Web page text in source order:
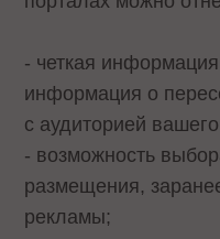
- четкая
информация о
с аудиторией
- возможность
размещения,
рекламы;